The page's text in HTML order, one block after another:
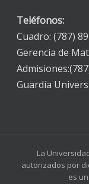
Teléfonos:
Cuadro: (787)
Gerencia de
Guardía
La
autorizados por
es